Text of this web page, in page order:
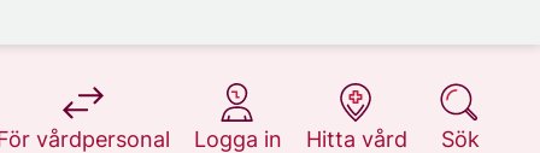
vårdpersonal
på 1177.se
Logga in
på 1177.se
Hitta vård
på 1177.se
Sök
på 1177.se